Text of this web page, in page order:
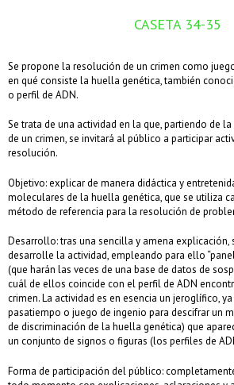
CASETA 34-35
Se propone la resolución de un crimen como
en qué consiste la huella genética, también
o perfil de ADN.
Se trata de una actividad en la que, partiendo de
de un crimen, se invitará al público a participar
resolución.
Objetivo: explicar de manera didáctica y
moleculares de la huella genética, que se utiliza
método de referencia para la resolución de
Desarrollo: tras una sencilla y amena explicación,
desarrolle la actividad, empleando para ello
(que harán las veces de una base de datos de
cuál de ellos coincide con el perfil de ADN
crimen. La actividad es en esencia un jeroglífico,
pasatiempo o juego de ingenio para descifrar un
de discriminación de la huella genética) que
un conjunto de signos o figuras (los perfiles de
Forma de participación del público: